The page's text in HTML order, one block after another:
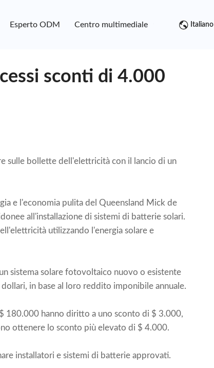
Esperto ODM Centro multimediale Contatto
Italiano
sconti di 4.000
sulle bollette dell'elettricità con il lancio di un
e l'economia pulita del Queensland Mick de
all'installazione di sistemi di batterie solari.
utilizzando l'energia solare e
sistema solare fotovoltaico nuovo o esistente
in base al loro reddito imponibile annuale.
180.000 hanno diritto a uno sconto di $ 3.000,
ottenere lo sconto più elevato di $ 4.000.
installatori e sistemi di batterie approvati.